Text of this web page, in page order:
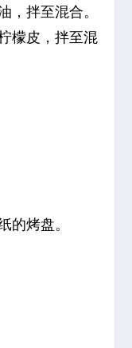
，拌至混合。
檬皮，拌至混
的烤盘。